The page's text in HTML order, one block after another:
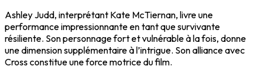
Ashley Judd, interprétant Kate McTiernan, livre une
performance impressionnante en tant que survivante
résiliente. Son personnage fort et vulnérable à la fois, donne
une dimension supplémentaire à l’intrigue. Son alliance avec
Cross constitue une force motrice du film.